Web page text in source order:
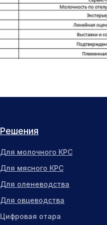
Решения
Для молочного КРС
Для мясного КРС
Для оленеводства
Для овцеводства
Цифровая отара